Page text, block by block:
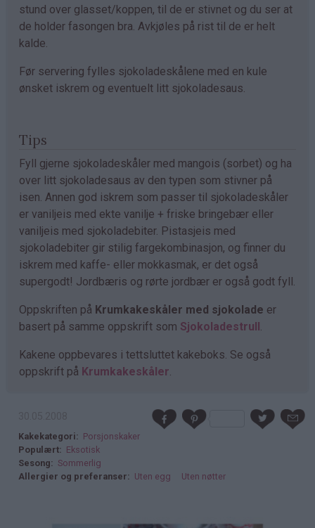
stund over glasset/koppen, til de er stivnet og du ser at
de holder fasongen bra. Avkjøles på rist til de er helt
kalde.
Før servering fylles sjokoladeskålene med en kule
ønsket iskrem og eventuelt litt sjokoladesaus.
Tips
Fyll gjerne sjokoladeskåler med mangois (sorbet) og ha
over litt sjokoladesaus av den typen som stivner på
isen. Annen god iskrem som passer til sjokoladeskåler
er vaniljeis med ekte vanilje + friske bringebær eller
vaniljeis med sjokoladebiter. Pistasjeis med
sjokoladebiter gir stilig fargekombinasjon, og finner du
iskrem med kaffe- eller mokkasmak, er det også
supergodt! Jordbæris og rørte jordbær er også godt fyll.
Oppskriften på Krumkakeskåler med sjokolade er
basert på samme oppskrift som Sjokoladestrull
Kakene oppbevares i tettsluttet kakeboks. Se også
oppskrift på Krumkakeskåler
Kakekategori
Porsjonskaker
Populært
Eksotisk
Sesong
Sommerlig
Allergier og preferanser
Uten egg Uten nøtter